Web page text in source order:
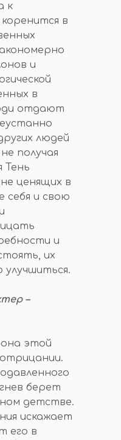
к
в
и
в
отдают
людей
получая
Тень
ценящих в
себя и свою
и
их
улучшиться.
–
этой
берет
детстве.
искажает
его в